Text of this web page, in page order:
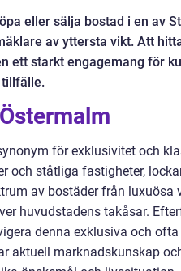
eller sälja bostad i en av
av yttersta vikt. Att
ett starkt engagemang för
för exklusivitet och
och ståtliga fastigheter,
av bostäder från
huvudstadens takåsar.
denna exklusiva och
aktuell marknadskunskap